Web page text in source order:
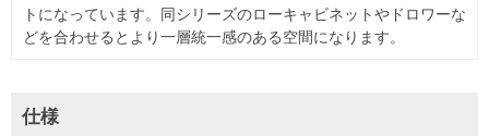
トになっています。同シリーズのローキャビネットやドロワーな
どを合わせるとより一層統一感のある空間になります。
仕様